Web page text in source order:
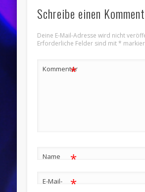
Schreibe einen
Deine E-Mail-Adresse wird nicht
Erforderliche Felder sind mit*
Kommentar
*
Name *
E-Mail-
*